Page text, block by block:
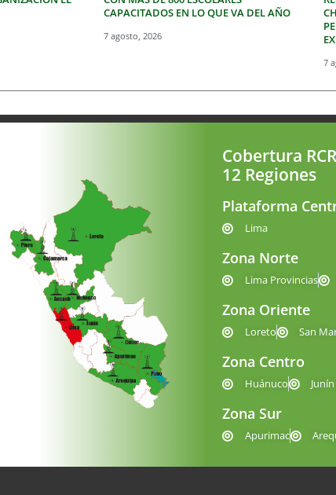
CAPACITADOS EN LO QUE VA DEL AÑO
7 agosto, 2026
7
Cobertura
12 Regiones
Plataforma
Lima
Zona Norte
Lima Provincias
Zona Oriente
Loreto San
Zona Centro
Huánuco Junín
Zona Sur
Apurimac